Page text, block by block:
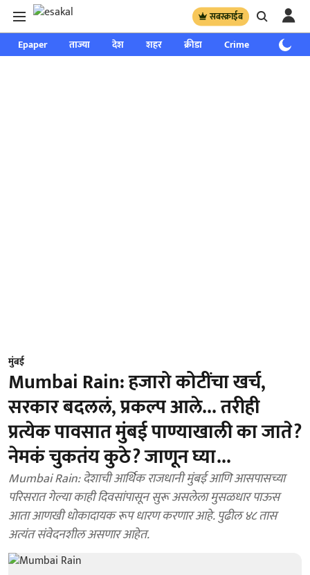
सबस्क्राईब
Epaper ताज्या देश शहर क्रीडा Crime साप्ताहिक
मुंबई
Mumbai Rain: हजारो कोटींचा खर्च,
सरकार बदललं, प्रकल्प आले... तरीही
प्रत्येक पावसात मुंबई पाण्याखाली का जाते?
नेमकं चुकतंय कुठे? जाणून घ्या...
Mumbai Rain: देशाची आर्थिक राजधानी मुंबई आणि आसपासच्या
परिसरात गेल्या काही दिवसांपासून सुरू असलेला मुसळधार पाऊस
आता आणखी धोकादायक रूप धारण करणार आहे. पुढील ४८ तास
अत्यंत संवेदनशील असणार आहेत.